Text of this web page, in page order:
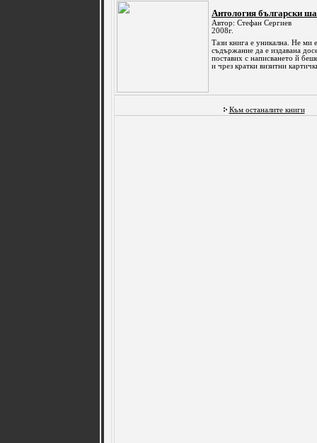
Антология български
Автор: Стефан Сергиев
2008г.
Тази книга е уникална. Не ми
съдържание да е издавана
поставих с написването й
и чрез кратки визитни
Към останалите книги